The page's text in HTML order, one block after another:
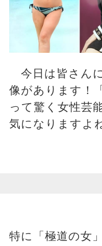
今日は皆さん
像があります！
って驚く女性芸
気になりますよ
特に「極道の女